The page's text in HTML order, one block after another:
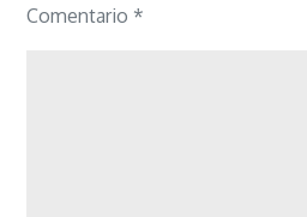
Comentario *